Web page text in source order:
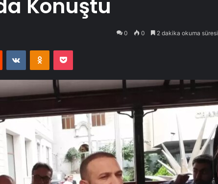
Konuştu
0 0 2 dakika okuma süresi
Reddit VKontakteOdnoklassniki
Pocket